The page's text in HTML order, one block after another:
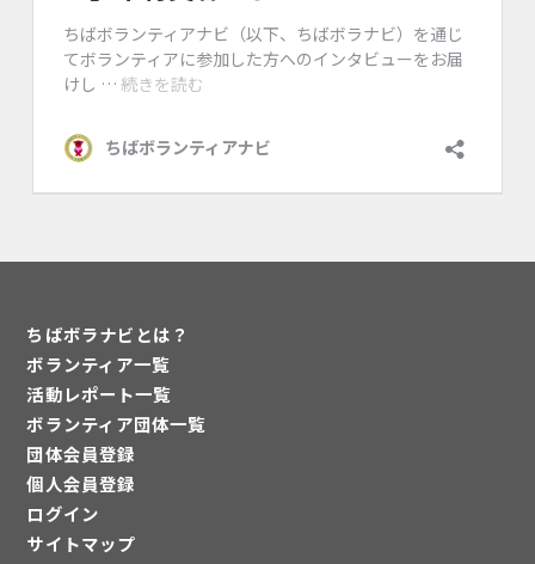
ちばボラナビとは？
ボランティア一覧
活動レポート一覧
ボランティア団体一覧
団体会員登録
個人会員登録
ログイン
サイトマップ